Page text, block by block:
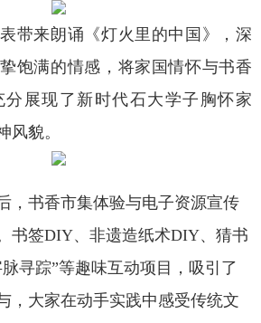
来朗诵《灯火里的中国》，深
饱满的情感，将家国情怀与书香
展现了新时代石大学子胸怀家
风貌。
书香市集体验与电子资源宣传
书签DIY、非遗造纸术DIY、猜书
寻踪”等趣味互动项目，吸引了
，大家在动手实践中感受传统文